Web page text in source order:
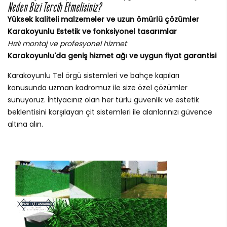
Neden Bizi Tercih Etmelisiniz?
Yüksek kaliteli malzemeler ve uzun ömürlü çözümler
Karakoyunlu Estetik ve fonksiyonel tasarımlar
Hızlı montaj ve profesyonel hizmet
Karakoyunlu'da geniş hizmet ağı ve uygun fiyat garantisi
Karakoyunlu Tel örgü sistemleri ve bahçe kapıları
konusunda uzman kadromuz ile size özel çözümler
sunuyoruz. İhtiyacınız olan her türlü güvenlik ve estetik
beklentisini karşılayan çit sistemleri ile alanlarınızı güvence
altına alın.